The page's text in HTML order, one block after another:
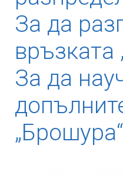
За да
връзката
За да